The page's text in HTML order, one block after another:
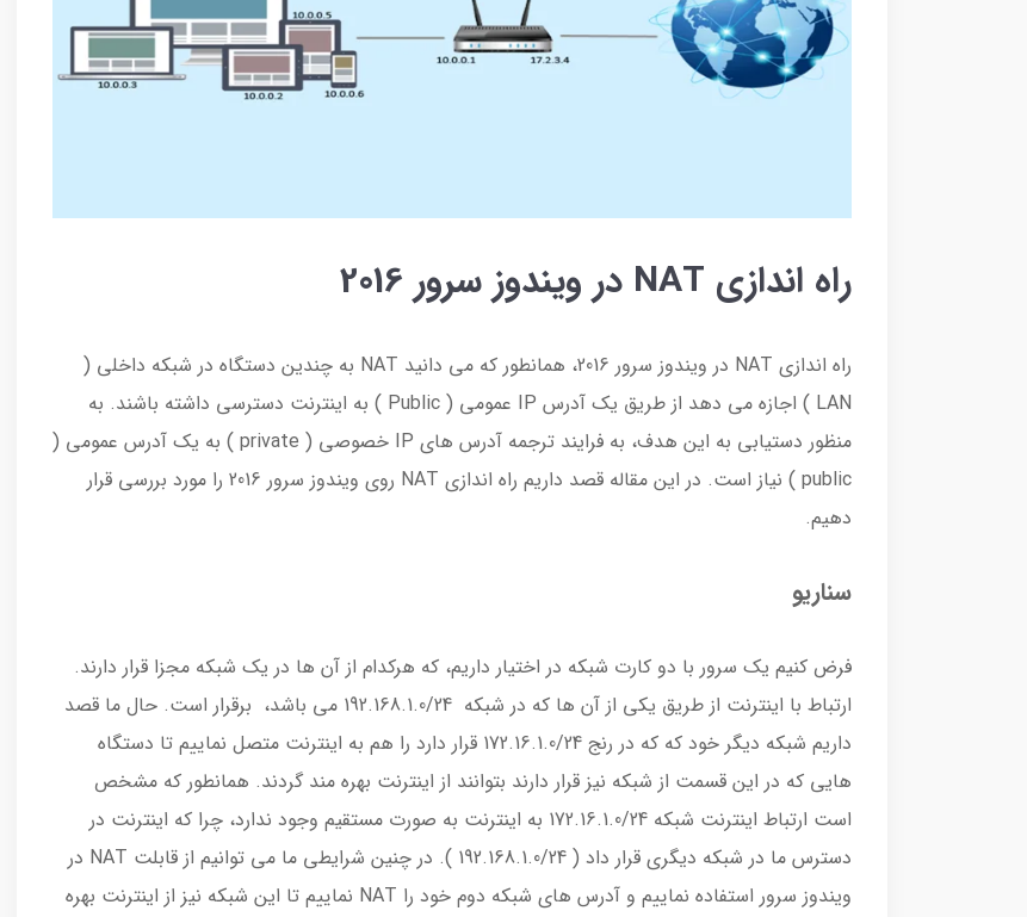
راه اندازی NAT در ویندوز سرور 2016
راه اندازی NAT در ویندوز سرور 2016، همانطور که می دانید NAT به چندین دستگاه در شبکه داخلی (
LAN ) اجازه می دهد از طریق یک آدرس IP عمومی ( Public ) به اینترنت دسترسی داشته باشند. به
منظور دستیابی به این هدف، به فرایند ترجمه آدرس های IP خصوصی ( private ) به یک آدرس عمومی (
public ) نیاز است. در این مقاله قصد داریم راه اندازی NAT روی ویندوز سرور 2016 را مورد بررسی قرار
دهیم.
سناریو
فرض کنیم یک سرور با دو کارت شبکه در اختیار داریم، که هرکدام از آن ها در یک شبکه مجزا قرار دارند.
ارتباط با اینترنت از طریق یکی از آن ها که در شبکه 192.168.1.0/24 می باشد، برقرار است. حال ما قصد
داریم شبکه دیگر خود که که در رنج 172.16.1.0/24 قرار دارد را هم به اینترنت متصل نماییم تا دستگاه
هایی که در این قسمت از شبکه نیز قرار دارند بتوانند از اینترنت بهره مند گردند. همانطور که مشخص
است ارتباط اینترنت شبکه 172.16.1.0/24 به اینترنت به صورت مستقیم وجود ندارد، چرا که اینترنت در
دسترس ما در شبکه دیگری قرار داد ( 192.168.1.0/24 ). در چنین شرایطی ما می توانیم از قابلت NAT در
ویندوز سرور استفاده نماییم و آدرس های شبکه دوم خود را NAT نماییم تا این شبکه نیز از اینترنت بهره